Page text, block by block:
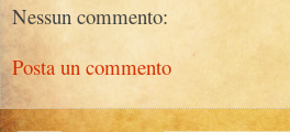
Nessun commento:
Posta un commento